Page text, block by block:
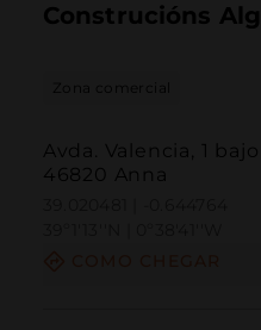
Construcións
Zona comercial
Avda. Valencia, 1 bajo
46820 Anna